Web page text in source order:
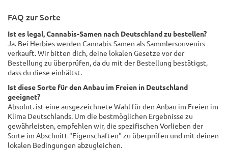
FAQ zur Sorte
Ist es legal, Cannabis-Samen nach Deutschland zu bestellen?
Ja. Bei Herbies werden Cannabis-Samen als Sammlersouvenirs
verkauft. Wir bitten dich, deine lokalen Gesetze vor der
Bestellung zu überprüfen, da du mit der Bestellung bestätigst,
dass du diese einhältst.
Ist diese Sorte für den Anbau im Freien in Deutschland
geeignet?
Absolut. ist eine ausgezeichnete Wahl für den Anbau im Freien im
Klima Deutschlands. Um die bestmöglichen Ergebnisse zu
gewährleisten, empfehlen wir, die spezifischen Vorlieben der
Sorte im Abschnitt "Eigenschaften" zu überprüfen und mit deinen
lokalen Bedingungen abzugleichen.